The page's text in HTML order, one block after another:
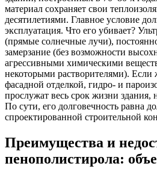
материал сохраняет свои
десятилетиями. Главное условие
эксплуатация. Что его убивает?
(прямые солнечные лучи),
замерзание (без возможности
агрессивными химическими
некоторыми растворителями).
фасадной отделкой, гидро- и
прослужат весь срок жизни здания,
По сути, его долговечность равна
спроектированной строительной
Преимущества и
пенополистирола: